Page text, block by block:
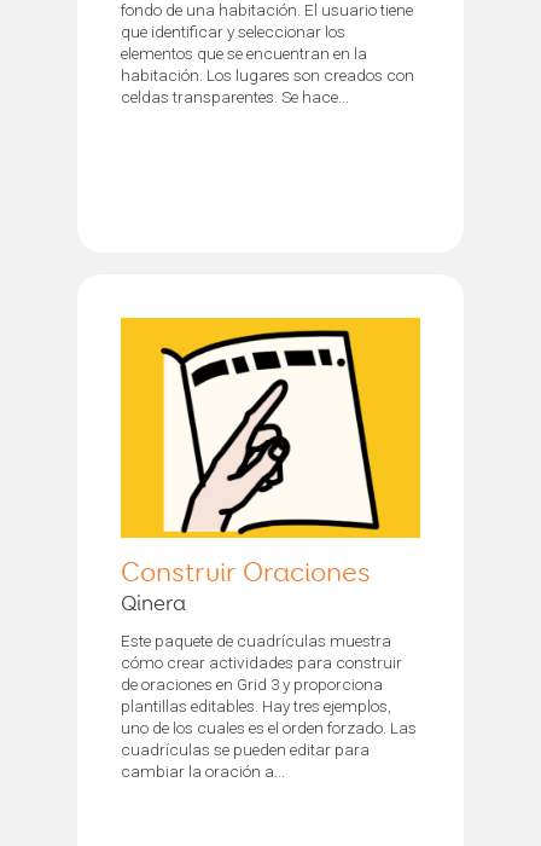
fondo de una habitación. El usuario tiene
que identificar y seleccionar los
elementos que se encuentran en la
habitación. Los lugares son creados con
celdas transparentes. Se hace...
Construir Oraciones
Qinera
Este paquete de cuadrículas muestra
cómo crear actividades para construir
de oraciones en Grid 3 y proporciona
plantillas editables. Hay tres ejemplos,
uno de los cuales es el orden forzado. Las
cuadrículas se pueden editar para
cambiar la oración a...